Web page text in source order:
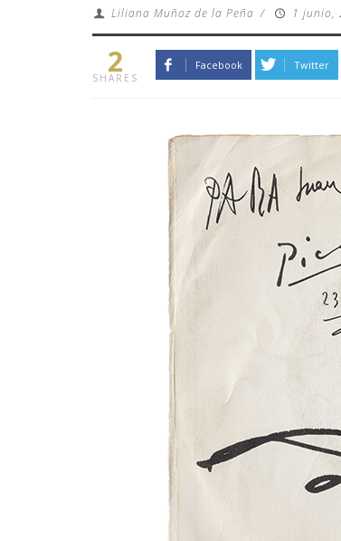
Liliana Muñoz de la Peña / 1 junio,
2
SHARES
Facebook Twitter